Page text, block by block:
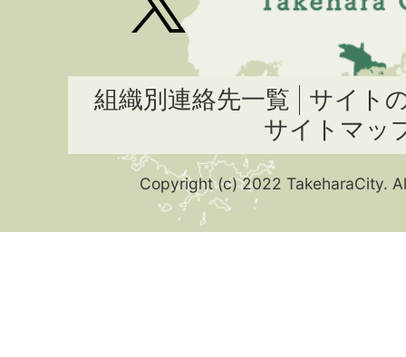
組織別連絡先一覧
サイト
サイトマッ
Copyright (c) 2022 TakeharaCity.